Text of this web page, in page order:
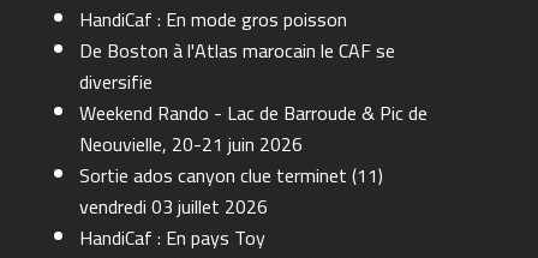
HandiCaf : En mode gros poisson
De Boston à l'Atlas marocain le CAF se
diversifie
Weekend Rando - Lac de Barroude & Pic de
Neouvielle, 20-21 juin 2026
Sortie ados canyon clue terminet (11)
vendredi 03 juillet 2026
HandiCaf : En pays Toy